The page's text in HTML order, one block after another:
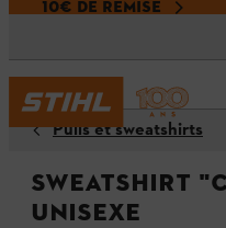
10€ DE REMISE
Pulls et sweatshirts
Sweatshirt
unisexe